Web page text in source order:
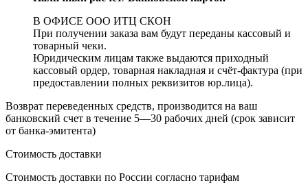
В ОФИСЕ ООО ИТЦ СКОН
При получении заказа вам будут переданы кассовый и
товарный чеки.
Юридическим лицам также выдаются приходный
кассовый ордер, товарная накладная и счёт-фактура (при
предоставлении полных реквизитов юр.лица).
Возврат переведенных средств, производится на ваш
банковский счет в течение 5—30 рабочих дней (срок зависит
от банка-эмитента)
Стоимость доставки
Стоимость доставки по России согласно тарифам